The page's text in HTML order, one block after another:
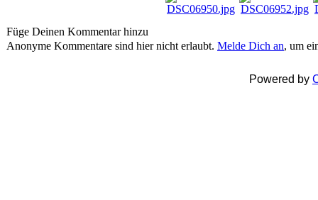
Füge Deinen Kommentar hinzu
Anonyme Kommentare sind hier nicht erlaubt. Melde Dich an, um
Powered by